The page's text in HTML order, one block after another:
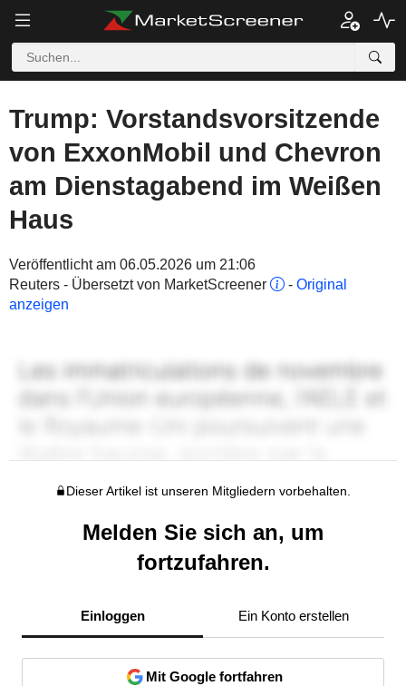
Trump: Vorstandsvorsitzende
von ExxonMobil und Chevron
am Dienstagabend im Weißen
Haus
Veröffentlicht am 06.05.2026 um 21:06
Reuters - Übersetzt von MarketScreener
- Original
anzeigen
Dieser Artikel ist unseren Mitgliedern vorbehalten.
Melden Sie sich an, um
fortzufahren.
Einloggen Ein Konto erstellen
Mit Google fortfahren